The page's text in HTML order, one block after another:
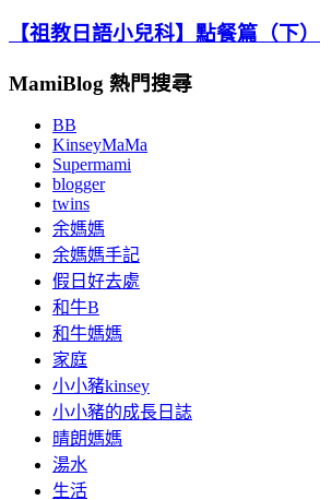
【祖教日語小兒科】點餐篇（下）
MamiBlog 熱門搜尋
BB
KinseyMaMa
Supermami
blogger
twins
余媽媽
余媽媽手記
假日好去處
和牛B
和牛媽媽
家庭
小小豬kinsey
小小豬的成長日誌
晴朗媽媽
湯水
生活